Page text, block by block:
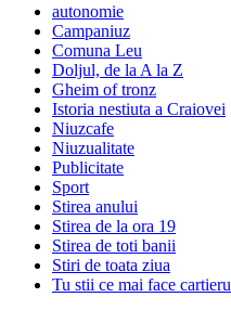
autonomie
Campaniuz
Comuna Leu
Doljul, de la A la Z
Gheim of tronz
Istoria nestiuta a Craiovei
Niuzcafe
Niuzualitate
Publicitate
Sport
Stirea anului
Stirea de la ora 19
Stirea de toti banii
Stiri de toata ziua
Tu stii ce mai face